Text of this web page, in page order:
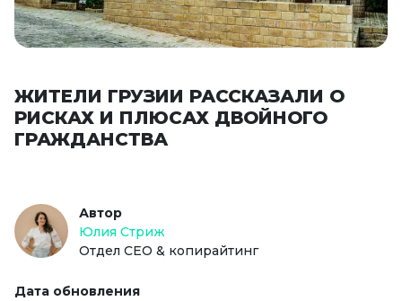
ЖИТЕЛИ ГРУЗИИ РАССКАЗАЛИ О
РИСКАХ И ПЛЮСАХ ДВОЙНОГО
ГРАЖДАНСТВА
Автор
Юлия Стриж
Отдел СЕО & копирайтинг
Дата обновления